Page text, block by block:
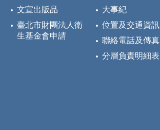
文宣出版品
臺北市財團法人衛
生基金會申請
大事紀
位置及交通資訊
聯絡電話及傳真
分層負責明細表